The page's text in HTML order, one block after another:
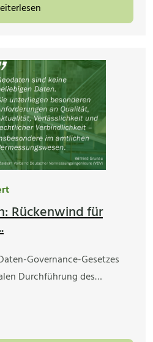
Rückenwind für
Governance-Gesetzes
Durchführung des…